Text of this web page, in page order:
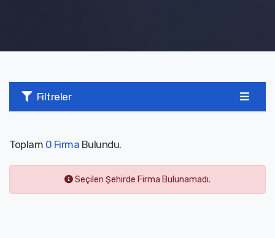
Filtreler
Toplam 0 Firma Bulundu.
Seçilen Şehirde Firma Bulunamadı.